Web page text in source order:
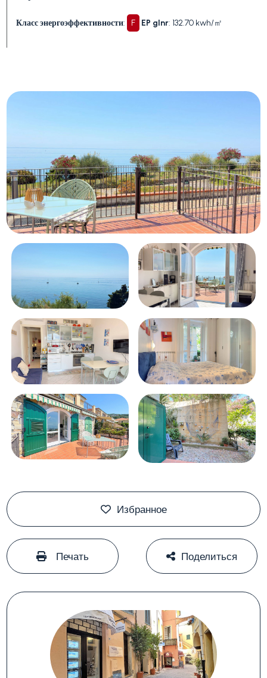
Класс энергоэффективности: F EP glnr: 132.70 kwh/㎡
Избранное
Печать Поделиться
выбор
Сад
Балкон/терраса
Лифт
Бассейн
Вид на море